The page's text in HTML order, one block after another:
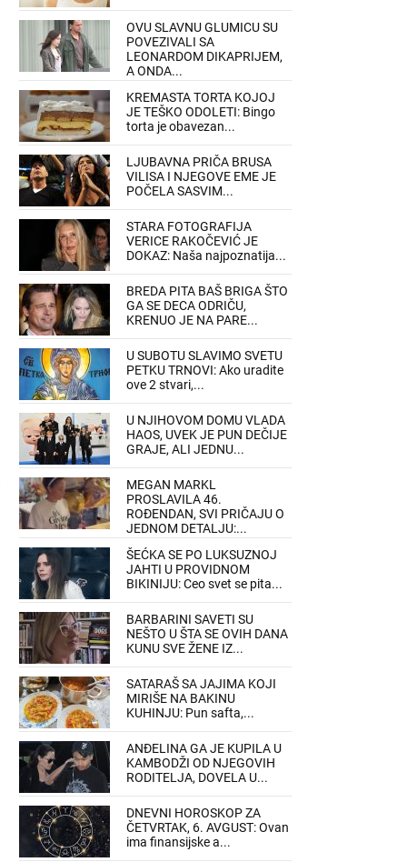
OVU SLAVNU GLUMICU SU
POVEZIVALI SA
LEONARDOM DIKAPRIJEM,
A ONDA...
KREMASTA TORTA KOJOJ
JE TEŠKO ODOLETI: Bingo
torta je obavezan...
LJUBAVNA PRIČA BRUSA
VILISA I NJEGOVE EME JE
POČELA SASVIM...
STARA FOTOGRAFIJA
VERICE RAKOČEVIĆ JE
DOKAZ: Naša najpoznatija...
BREDA PITA BAŠ BRIGA ŠTO
GA SE DECA ODRIČU,
KRENUO JE NA PARE...
U SUBOTU SLAVIMO SVETU
PETKU TRNOVI: Ako uradite
ove 2 stvari,...
U NJIHOVOM DOMU VLADA
HAOS, UVEK JE PUN DEČIJE
GRAJE, ALI JEDNU...
MEGAN MARKL
PROSLAVILA 46.
ROĐENDAN, SVI PRIČAJU O
JEDNOM DETALJU:...
ŠEĆKA SE PO LUKSUZNOJ
JAHTI U PROVIDNOM
BIKINIJU: Ceo svet se pita...
BARBARINI SAVETI SU
NEŠTO U ŠTA SE OVIH DANA
KUNU SVE ŽENE IZ...
SATARAŠ SA JAJIMA KOJI
MIRIŠE NA BAKINU
KUHINJU: Pun safta,...
ANĐELINA GA JE KUPILA U
KAMBODŽI OD NJEGOVIH
RODITELJA, DOVELA U...
DNEVNI HOROSKOP ZA
ČETVRTAK, 6. AVGUST: Ovan
ima finansijske a...